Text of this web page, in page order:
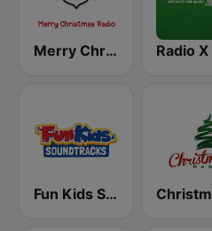
Merry Christmas Radio
Fun Kids Soundtracks